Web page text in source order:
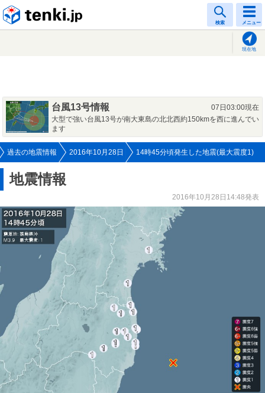
検索 メニュー
現在地
台風13号情報
07日03:00現在
大型で強い台風13号が南大東島の北北西約150kmを西に進んでい
ます
過去の地震情報 2016年10月28日 14時45分頃発生した地震(最大震度1)
地震情報
2016年10月28日14:48発表